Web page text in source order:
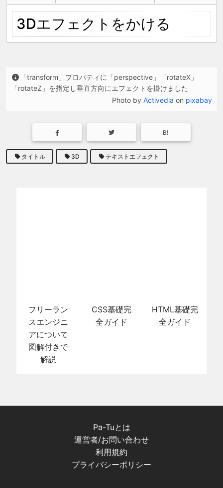
3Dエフェクトをかける
「transform」プロパティに「perspective」「rotateX」
「rotateZ」を指定し垂直方向にエフェクトを掛けました
Photo by Activedia on pixabay
B!
タイトル 3D テキストエフェクト
フリーラン
スエンジニ
アについて
図解付きで
解説
CSS基礎完
全ガイド
HTML基礎完
全ガイド
Pa-Tuとは
運営者/お問い合わせ
利用規約
プライバシーポリシー